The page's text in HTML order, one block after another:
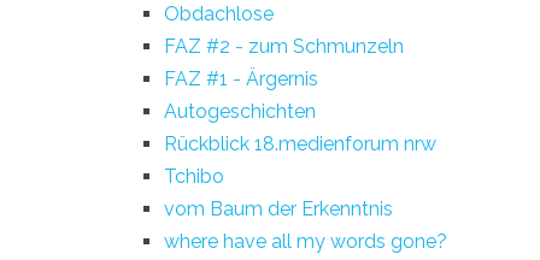
Obdachlose
FAZ #2 - zum Schmunzeln
FAZ #1 - Ärgernis
Autogeschichten
Rückblick 18.medienforum nrw
Tchibo
vom Baum der Erkenntnis
where have all my words gone?